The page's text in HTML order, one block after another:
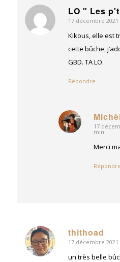
LO " Les
dit
:
17 décembre 2021
Kikous, elle est
cette bûche,
GBD. TA LO.
Répondre
dit
17
min
Merci
Répondre
thithoad
dit
:
17 décembre 2021
un très belle